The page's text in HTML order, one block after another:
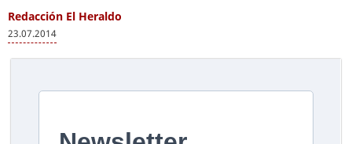
Redacción El Heraldo
23.07.2014